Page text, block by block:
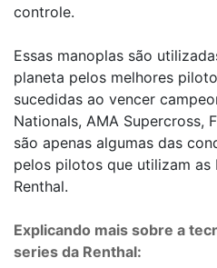
controle.
Essas manoplas são
planeta pelos melhores
sucedidas ao vencer
Nationals, AMA Supercross,
são apenas algumas das
pelos pilotos que utilizam as
Renthal.
Explicando mais sobre a
series da Renthal: